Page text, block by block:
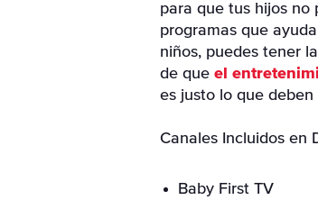
para que tus hijos no
programas que
niños, puedes tener
de que el
es justo lo que deben
Canales Incluidos en
Baby First TV